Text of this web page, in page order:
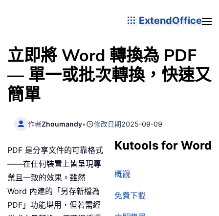
ExtendOffice
立即將 Word 轉換為 PDF
— 單一或批次轉換，快速又
簡單
作者Zhoumandy• 修改日期2025-09-09
Kutools for Word
概觀
免費下載
PDF 是分享文件的可靠格式
——在任何裝置上皆呈現專
業且一致的效果。雖然
Word 內建的「另存新檔為
PDF」功能堪用，但若需經